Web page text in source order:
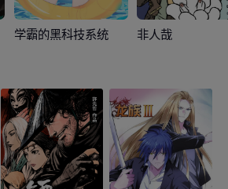
学霸的黑科技系统 非人哉